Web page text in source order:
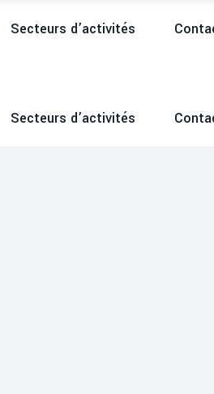
Secteurs d’activités
Secteurs d’activités